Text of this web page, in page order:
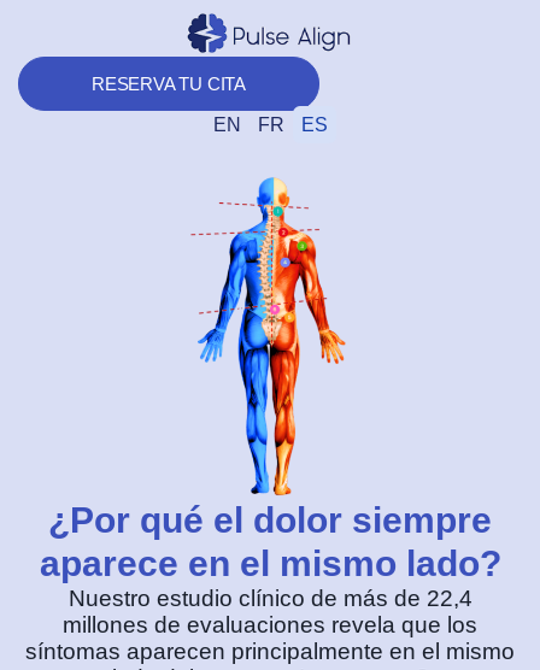
contenido
EN FR ES
RESERVA TU CITA
¿Por qué el dolor siempre
aparece en el mismo lado?
Nuestro estudio clínico de más de 22,4
millones de evaluaciones revela que los
síntomas aparecen principalmente en el mismo